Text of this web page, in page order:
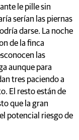
le pille sin
serían las piernas
darse. La noche
de la finca
las
aunque para
tres paciendo a
El resto están de
que la gran
potencial riesgo de